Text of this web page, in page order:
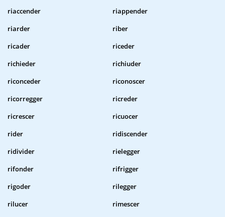
riaccender
riappender
riarder
riber
ricader
riceder
richieder
richiuder
riconceder
riconoscer
ricorregger
ricreder
ricrescer
ricuocer
rider
ridiscender
ridivider
rielegger
rifonder
rifrigger
rigoder
rilegger
rilucer
rimescer